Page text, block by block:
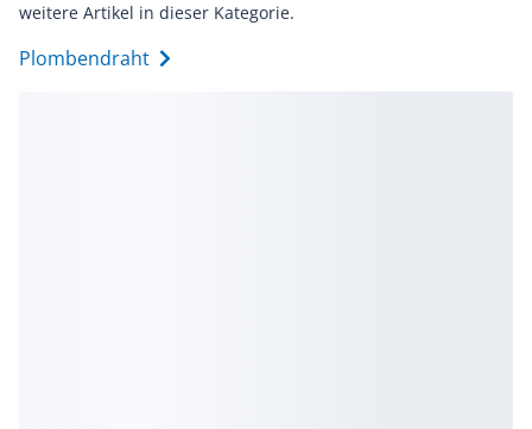
weitere Artikel in dieser Kategorie.
Plombendraht